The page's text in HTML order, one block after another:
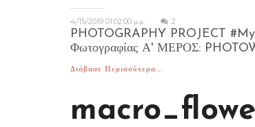
4/15/2019 01:02:00 μ.μ. 2
PHOTOGRAPHY PROJECT
Φωτογραφίας Α' ΜΕΡΟΣ:
Διάβασε Περισσότερα...